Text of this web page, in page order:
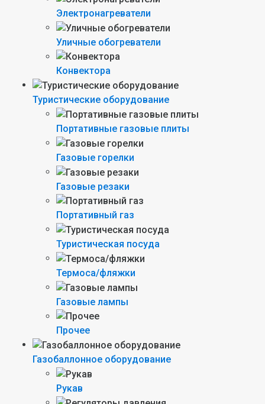
Электронагреватели
Уличные обогреватели
Конвектора
Туристические оборудование
Портативные газовые плиты
Газовые горелки
Газовые резаки
Портативный газ
Туристическая посуда
Термоса/фляжки
Газовые лампы
Прочее
Газобаллонное оборудование
Рукав